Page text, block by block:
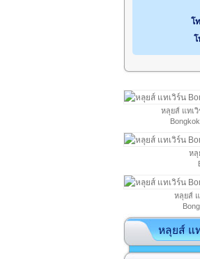
โ
โ
หลุยส์ แทเ
Bongkok
หลุ
หลุยส์
หลุยส์ แ